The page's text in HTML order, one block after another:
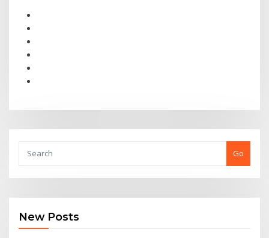
Go
New Posts